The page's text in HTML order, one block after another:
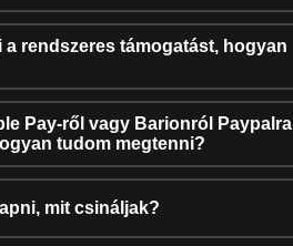
rendszeres támogatást, hogyan
Pay-ről vagy Barionról Paypalra
tudom megtenni?
mit csináljak?